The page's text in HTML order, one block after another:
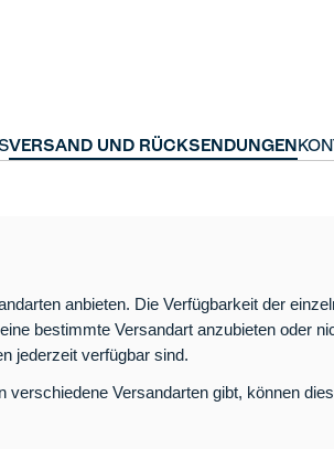
VERSAND UND RÜCKSENDUNGEN
anbieten. Die Verfügbarkeit der
bestimmte Versandart anzubieten oder
jederzeit verfügbar sind.
Versandarten gibt, können